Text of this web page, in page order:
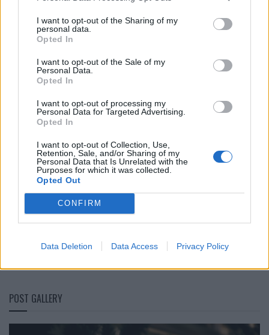
I want to opt-out of the Sharing of my
personal data.
Opted In
I want to opt-out of the Sale of my
Personal Data.
Opted In
I want to opt-out of processing my
Personal Data for Targeted Advertising.
Opted In
I want to opt-out of Collection, Use,
Retention, Sale, and/or Sharing of my
Personal Data that Is Unrelated with the
Purposes for which it was collected.
Opted Out
CONFIRM
Data Deletion Data Access Privacy Policy
Die Kunst der Kontur: Neu von La Beauté Louis Vuitton
Marie Moehle von by MaryMary im Interview
LOAD MORE
POST GALLERY